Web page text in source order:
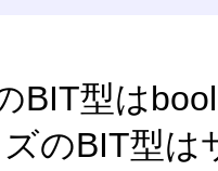
BIT型は
のBIT型